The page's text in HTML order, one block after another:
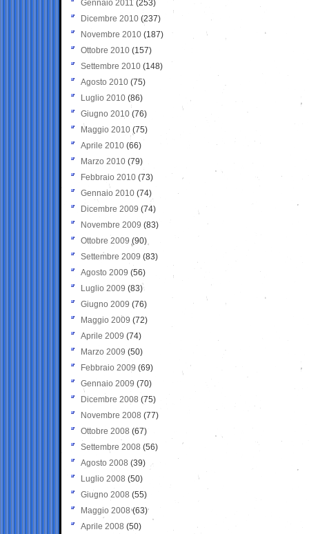
Gennaio 2011 (253)
Dicembre 2010 (237)
Novembre 2010 (187)
Ottobre 2010 (157)
Settembre 2010 (148)
Agosto 2010 (75)
Luglio 2010 (86)
Giugno 2010 (76)
Maggio 2010 (75)
Aprile 2010 (66)
Marzo 2010 (79)
Febbraio 2010 (73)
Gennaio 2010 (74)
Dicembre 2009 (74)
Novembre 2009 (83)
Ottobre 2009 (90)
Settembre 2009 (83)
Agosto 2009 (56)
Luglio 2009 (83)
Giugno 2009 (76)
Maggio 2009 (72)
Aprile 2009 (74)
Marzo 2009 (50)
Febbraio 2009 (69)
Gennaio 2009 (70)
Dicembre 2008 (75)
Novembre 2008 (77)
Ottobre 2008 (67)
Settembre 2008 (56)
Agosto 2008 (39)
Luglio 2008 (50)
Giugno 2008 (55)
Maggio 2008(63)
Aprile 2008 (50)